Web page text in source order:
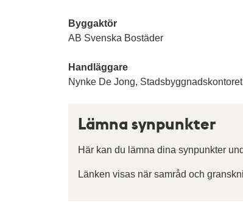
Byggaktör
AB Svenska Bostäder
Handläggare
Nynke De Jong, Stadsbyggnadskontoret
Lämna synpunkter
Här kan du lämna dina synpunkter
Länken visas när samråd och